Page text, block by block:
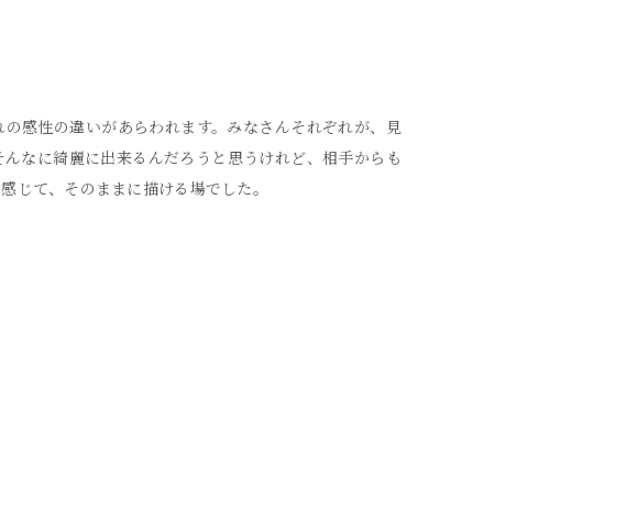
感性の違いがあらわれます。みなさんそれぞれが、見
なに綺麗に出来るんだろうと思うけれど、相手からも
じて、そのままに描ける場でした。